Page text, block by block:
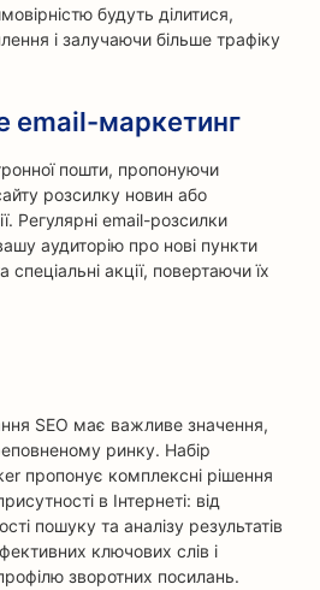
будуть ділитися,
і залучаючи більше трафіку
email-маркетинг
пошти, пропонуючи
розсилку новин або
Регулярні email-розсилки
аудиторію про нові пункти
спеціальні акції, повертаючи їх
SEO має важливе значення,
ринку. Набір
пропонує комплексні рішення
в Інтернеті: від
пошуку та аналізу результатів
ключових слів і
зворотних посилань.